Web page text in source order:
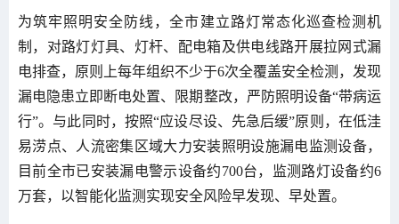
为筑牢照明安全防线，全市建立路灯常态化巡查检测机
制，对路灯灯具、灯杆、配电箱及供电线路开展拉网式漏
电排查，原则上每年组织不少于6次全覆盖安全检测，发现
漏电隐患立即断电处置、限期整改，严防照明设备“带病运
行”。与此同时，按照“应设尽设、先急后缓”原则，在低洼
易涝点、人流密集区域大力安装照明设施漏电监测设备，
目前全市已安装漏电警示设备约700台，监测路灯设备约6
万套，以智能化监测实现安全风险早发现、早处置。